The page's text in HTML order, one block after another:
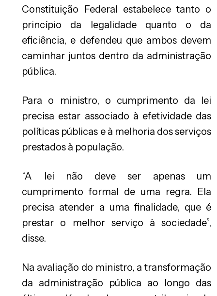
Constituição Federal estabelece tanto o
princípio da legalidade quanto o da
eficiência, e defendeu que ambos devem
caminhar juntos dentro da administração
pública.
Para o ministro, o cumprimento da lei
precisa estar associado à efetividade das
políticas públicas e à melhoria dos serviços
prestados à população.
“A lei não deve ser apenas um
cumprimento formal de uma regra. Ela
precisa atender a uma finalidade, que é
prestar o melhor serviço à sociedade”,
disse.
Na avaliação do ministro, a transformação
da administração pública ao longo das